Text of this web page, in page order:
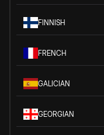
FINNISH
FRENCH
GALICIAN
GEORGIAN